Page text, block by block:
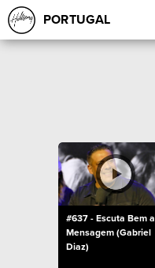
PORTUGAL
#637 - Escuta Bem a
Mensagem (Gabriel
Diaz)